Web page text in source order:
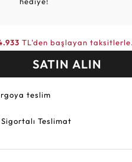
TL'den başlayan
SATIN ALIN
teslim
Teslimat